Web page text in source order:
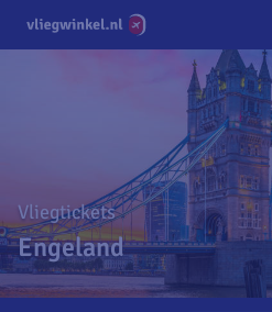
Vliegtickets
Engeland